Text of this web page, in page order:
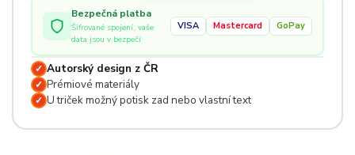
Bezpečná platba
Šifrované spojení, vaše
data jsou v bezpečí
VISA Mastercard GoPay
✓ Autorský design z ČR
✓ Prémiové materiály
✓ U triček možný potisk zad nebo vlastní text